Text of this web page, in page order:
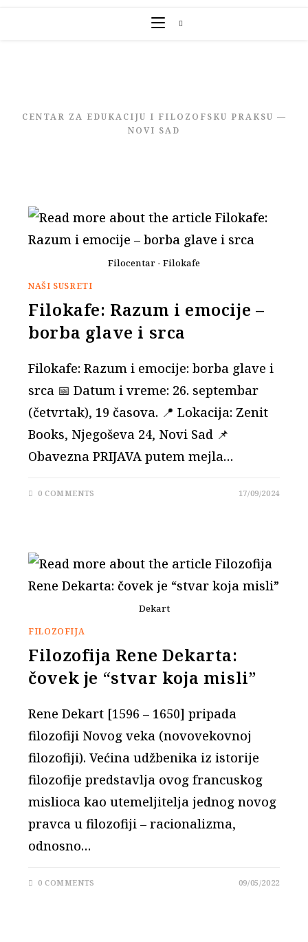
CENTAR ZA EDUKACIJU I FILOZOFSKU PRAKSU —
NOVI SAD
Filocentar - Filokafe
NAŠI SUSRETI
Filokafe: Razum i emocije –
borba glave i srca
Filokafe: Razum i emocije: borba glave i
srca 📅 Datum i vreme: 26. septembar
(četvrtak), 19 časova. 📍 Lokacija: Zenit
Books, Njegoševa 24, Novi Sad 📌
Obavezna PRIJAVA putem mejla…
0 COMMENTS 17/09/2024
Dekart
FILOZOFIJA
Filozofija Rene Dekarta:
čovek je “stvar koja misli”
Rene Dekart [1596 – 1650] pripada
filozofiji Novog veka (novovekovnoj
filozofiji). Većina udžbenika iz istorije
filozofije predstavlja ovog francuskog
mislioca kao utemeljitelja jednog novog
pravca u filozofiji – racionalizma,
odnosno…
0 COMMENTS 09/05/2022